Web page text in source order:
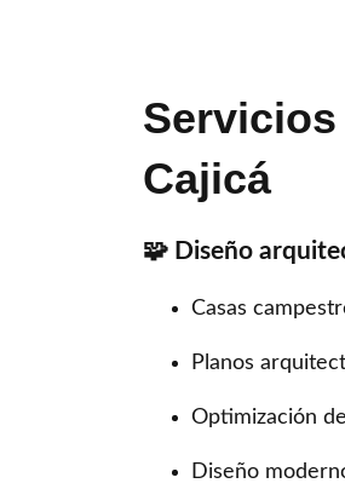
Cajicá
🧩 Diseño
Casas
Planos
Optimización
Diseño